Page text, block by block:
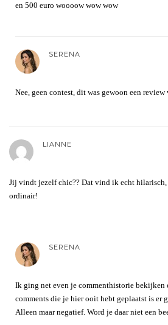
en 500 euro woooow wow wow
SERENA
Nee, geen contest, dit was gewoon een
LIANNE
Jij vindt jezelf chic?? Dat vind ik echt hilarisch,
ordinair!
SERENA
Ik ging net even je commenthistorie bekijken
comments die je hier ooit hebt geplaatst is er
Alleen maar negatief. Word je daar niet een